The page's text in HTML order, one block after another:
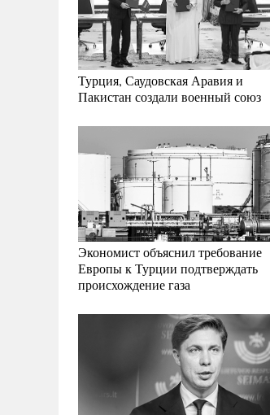
Турция, Саудовская Аравия и
Пакистан создали военный союз
Экономист объяснил требование
Европы к Турции подтверждать
происхождение газа